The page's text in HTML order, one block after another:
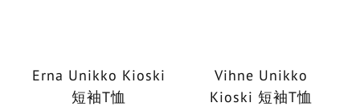
Erna Unikko Kioski
短袖T恤
Vihne Unikko
Kioski 短袖T恤